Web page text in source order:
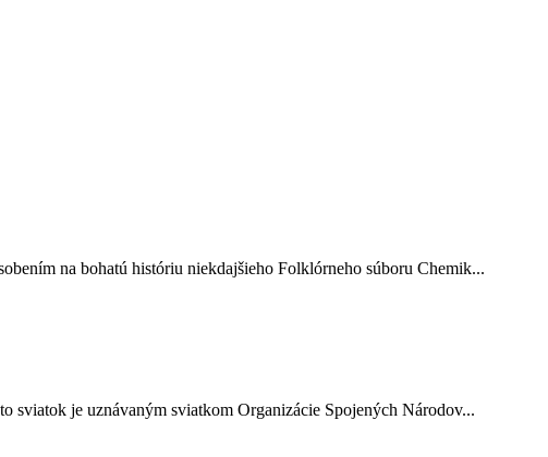
na bohatú históriu niekdajšieho Folklórneho súboru Chemik...
sviatok je uznávaným sviatkom Organizácie Spojených Národov...